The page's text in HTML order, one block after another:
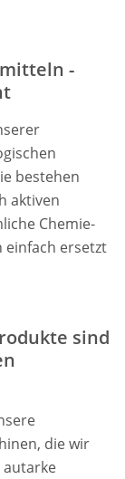
-
bestehen
aktiven
Chemie-
einfach ersetzt
sind
die wir
autarke